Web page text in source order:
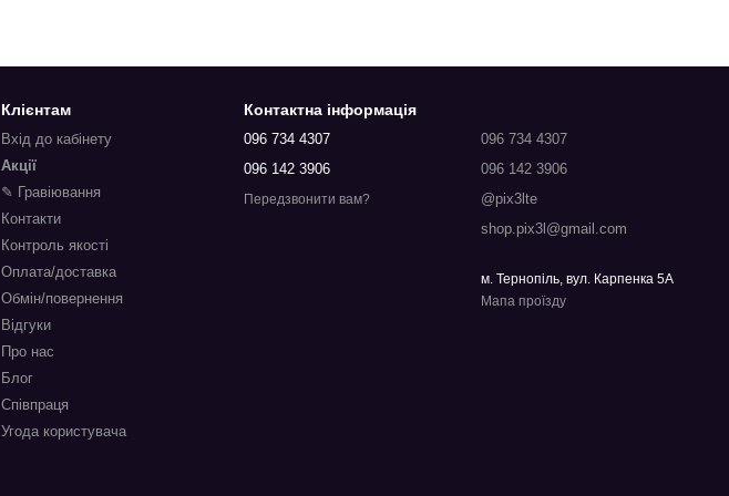
Клієнтам
Вхід до кабінету
Акції
✎ Гравіювання
Контакти
Контроль якості
Оплата/доставка
Обмін/повернення
Відгуки
Про нас
Блог
Співпраця
Угода користувача
Контактна інформація
096 734 4307
096 142 3906
Передзвонити вам?
096 734 4307
096 142 3906
@pix3lte
shop.pix3l@gmail.com
м. Тернопіль, вул. Карпенка 5А
Мапа проїзду